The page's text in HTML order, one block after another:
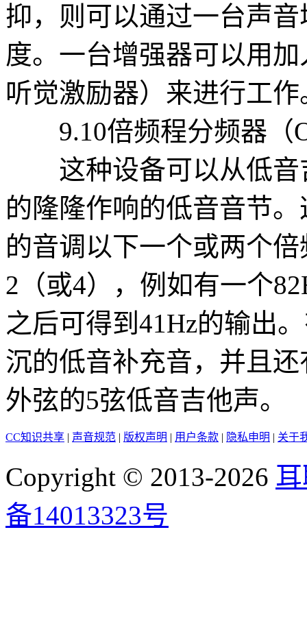
抑，则可以通过一台声
度。一台增强器可以用
听觉激励器）来进行工作
9.10倍频程分频器（
这种设备可以从低音
的隆隆作响的低音音节
的音调以下一个或两个
2（或4），例如有一个
之后可得到41Hz的输出
沉的低音补充音，并且
外弦的5弦低音吉他声。
CC知识共享 | 声音规范 | 版权声明 | 用户条款 | 隐私申明 | 关于
Copyright © 2013-2026
备14013323号